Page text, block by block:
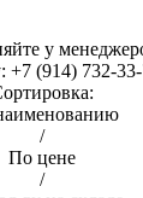
у
+7 (914) 732-
/
По цене
/